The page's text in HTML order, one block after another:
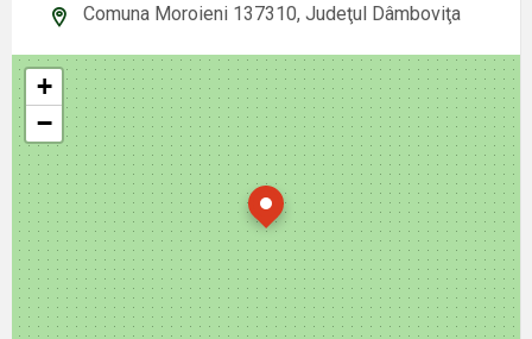
Comuna Moroieni 137310, Judeţul Dâmboviţa
+
−